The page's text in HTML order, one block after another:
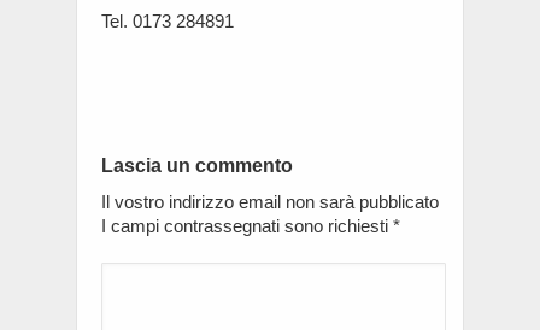
Tel. 0173 284891
Lascia un commento
Il vostro indirizzo email non sarà pubblicato
I campi contrassegnati sono richiesti *